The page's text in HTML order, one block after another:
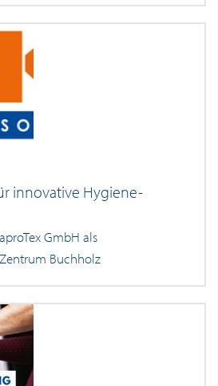
innovative Hygiene-
GmbH als
Buchholz